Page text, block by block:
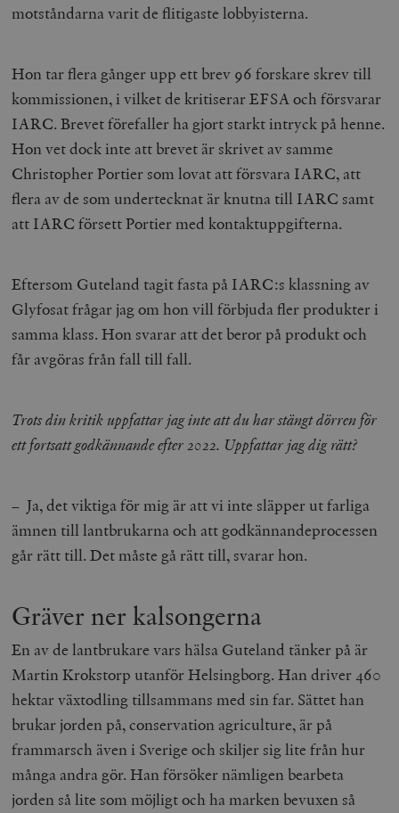
motståndarna varit de flitigaste lobbyisterna.
Hon tar flera gånger upp ett brev 96 forskare skrev till
kommissionen, i vilket de kritiserar EFSA och försvarar
IARC. Brevet förefaller ha gjort starkt intryck på henne.
Hon vet dock inte att brevet är skrivet av samme
Christopher Portier som lovat att försvara IARC, att
flera av de som undertecknat är knutna till IARC samt
att IARC försett Portier med kontaktuppgifterna.
Eftersom Guteland tagit fasta på IARC:s klassning av
Glyfosat frågar jag om hon vill förbjuda fler produkter i
samma klass. Hon svarar att det beror på produkt och
får avgöras från fall till fall.
Trots din kritik uppfattar jag inte att du har stängt dörren för
ett fortsatt godkännande efter 2022. Uppfattar jag dig rätt?
– Ja, det viktiga för mig är att vi inte släpper ut farliga
ämnen till lantbrukarna och att godkännandeprocessen
går rätt till. Det måste gå rätt till, svarar hon.
Gräver ner kalsongerna
En av de lantbrukare vars hälsa Guteland tänker på är
Martin Krokstorp utanför Helsingborg. Han driver 460
hektar växtodling tillsammans med sin far. Sättet han
brukar jorden på,conservation agriculture, är på
frammarsch även i Sverige och skiljer sig lite från hur
många andra gör. Han försöker nämligen bearbeta
jorden så lite som möjligt och ha marken bevuxen så